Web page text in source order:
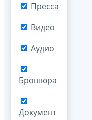
Пресса
Видео
Аудио
Брошюра
Документ